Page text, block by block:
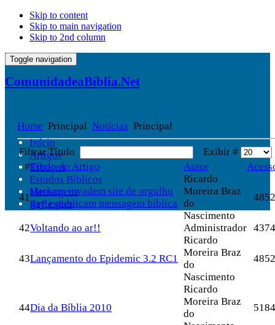
Skip to content
Skip to main navigation
Skip to 2nd column
Toggle navigation
ComunidadeaBíblia.Net
Início
Artigos
Esboços
Estudos Bíblicos
Mensagens
Reflexões
Home Principal Notícias Principal
Filtrar Título
Exibir #
#Título do Artigo Autor
41
Hackers invadem site de orgulho
gay e publicam mensagem bíblica
Ricardo
Moreira Braz
do
Nascimento
4852
42Voltando ao ar!! Administrador 4374
43Lançamento do Epidemic 3.2 RC1
Ricardo
Moreira Braz
do
Nascimento
4852
44Dia da Bíblia 2010
Ricardo
Moreira Braz
do
5184